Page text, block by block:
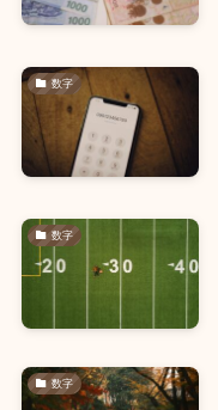
数字
数字
数字